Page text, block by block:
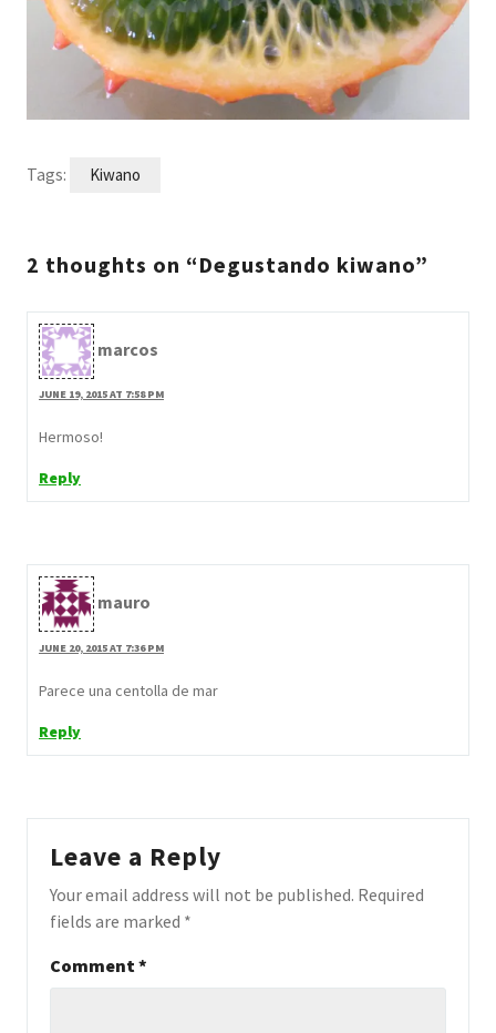
Tags: Kiwano
2 thoughts on “Degustando kiwano”
marcos
JUNE 19, 2015 AT 7:58 PM
Hermoso!
Reply
mauro
JUNE 20, 2015 AT 7:36 PM
Parece una centolla de mar
Reply
Leave a Reply
Your email address will not be published. Required
fields are marked *
Comment *